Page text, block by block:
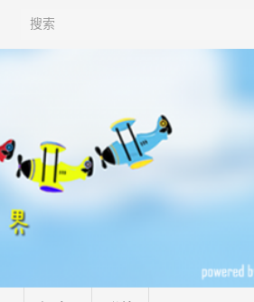
Search for: